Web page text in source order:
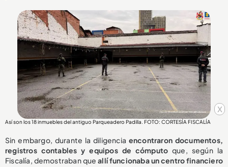
x
Así son los 18 inmuebles del antiguo Parqueadero Padilla. FOTO: CORTESÍA FISCALÍA
Sin embargo, durante la diligencia encontraron documentos,
registros contables y equipos de cómputo que, según la
Fiscalía, demostraban queallí funcionaba un centro financiero